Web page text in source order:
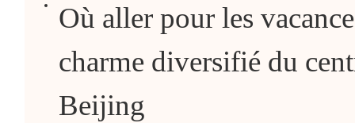
Où aller pour les
charme diversifié du
Beijing